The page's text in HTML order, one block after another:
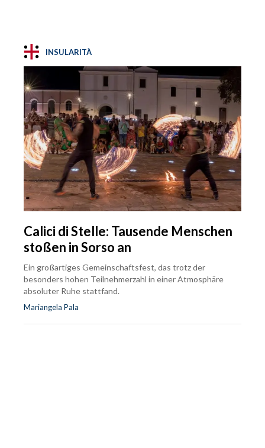
INSULARITÀ
Calici di Stelle: Tausende Menschen
stoßen in Sorso an
Ein großartiges Gemeinschaftsfest, das trotz der
besonders hohen Teilnehmerzahl in einer Atmosphäre
absoluter Ruhe stattfand.
Mariangela Pala